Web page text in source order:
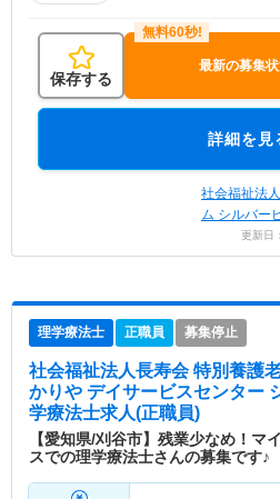
保存する
最新の募集
詳細を見
社会福祉法
ム シルバー
更新日
理学療法士 正職員 募集停止
社会福祉法人長寿会 特別養護
かりや デイサービスセンター
学療法士求人(正職員)
【愛知県/刈谷市】残業少なめ！マ
スでの理学療法士さんの募集です♪